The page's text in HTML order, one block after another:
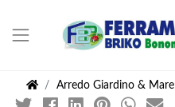
Arredo Giardino & Mare